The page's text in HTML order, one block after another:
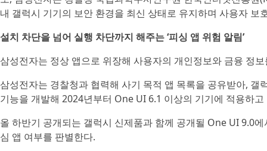
내 갤럭시 기기의 보안 환경을 최신 상태로 유지하며 사용자 보
설치 차단을 넘어 실행 차단까지 해주는 ‘피싱 앱 위험 알림’
삼성전자는 정상 앱으로 위장해 사용자의 개인정보와 금융 정
삼성전자는 경찰청과 협력해 사기 목적 앱 목록을 공유받아,
기능을 개발해 2024년부터 One UI 6.1 이상의 기기에 적용하고
올 하반기 공개되는 갤럭시 신제품과 함께 공개될 One UI 9.0
심 앱 여부를 판별한다.